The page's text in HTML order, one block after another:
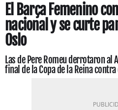
El Barça Femenino
nacional y se curte
Oslo
Las de Pere Romeu derrotaron
final de la Copa de la Reina